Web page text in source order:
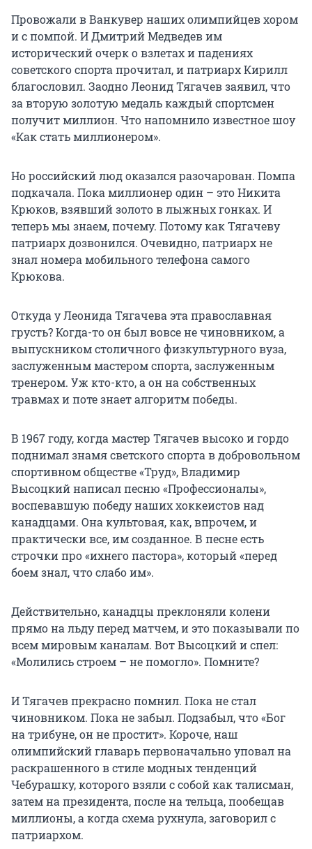
Провожали в Ванкувер наших олимпийцев хором
и с помпой. И Дмитрий Медведев им
исторический очерк о взлетах и падениях
советского спорта прочитал, и патриарх Кирилл
благословил. Заодно Леонид Тягачев заявил, что
за вторую золотую медаль каждый спортсмен
получит миллион. Что напомнило известное шоу
«Как стать миллионером».
Но российский люд оказался разочарован. Помпа
подкачала. Пока миллионер один – это Никита
Крюков, взявший золото в лыжных гонках. И
теперь мы знаем, почему. Потому как Тягачеву
патриарх дозвонился. Очевидно, патриарх не
знал номера мобильного телефона самого
Крюкова.
Откуда у Леонида Тягачева эта православная
грусть? Когда-то он был вовсе не чиновником, а
выпускником столичного физкультурного вуза,
заслуженным мастером спорта, заслуженным
тренером. Уж кто-кто, а он на собственных
травмах и поте знает алгоритм победы.
В 1967 году, когда мастер Тягачев высоко и гордо
поднимал знамя светского спорта в добровольном
спортивном обществе «Труд», Владимир
Высоцкий написал песню «Профессионалы»,
воспевавшую победу наших хоккеистов над
канадцами. Она культовая, как, впрочем, и
практически все, им созданное. В песне есть
строчки про «ихнего пастора», который «перед
боем знал, что слабо им».
Действительно, канадцы преклоняли колени
прямо на льду перед матчем, и это показывали по
всем мировым каналам. Вот Высоцкий и спел:
«Молились строем – не помогло». Помните?
И Тягачев прекрасно помнил. Пока не стал
чиновником. Пока не забыл. Подзабыл, что «Бог
на трибуне, он не простит». Короче, наш
олимпийский главарь первоначально уповал на
раскрашенного в стиле модных тенденций
Чебурашку, которого взяли с собой как талисман,
затем на президента, после на тельца, пообещав
миллионы, а когда схема рухнула, заговорил с
патриархом.